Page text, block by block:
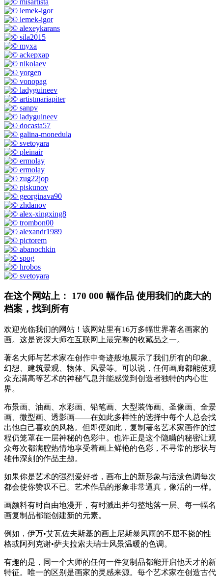
在这个网站上： 170 000 幅作品 使用我们的庞大的
档案，找到所有
欢迎光临我们的网站！该网站里有16万多幅世界著名画家的
画。这是资深大师在互联网上最完整的收藏品之一。
著名大师与艺术家在创作中奇迹般地展示了我们所有的印象、
幻想、建筑景观、物体、风景等。可以说，任何画廊都能使观
众充满高等艺术的神秘气息并能感觉到创造者独特的内心世
界。
布景画、油画、水彩画、铅笔画、大型装饰画、圣像画、全景
画、微型画、透影画——在如此多样性的选择中每个人总会找
出他自己喜欢的风格。但即便如此，复制著名艺术家画作的过
程仍笼罩在一层神秘的色彩中。也许正是这个隐瞒的秘密让观
众每次都满腔热情地享受着画上鲜艳的色彩，不寻常的形状与
雄伟深刻的作品主题。
如果你是艺术的强烈爱好者，画布上的新形象与活泼色调每次
都会使你赞叹不已。艺术作品的形象非常逼真，像活的一样。
画颜料有时自由地漫开，有时溅出并匀整地落一层。每一幅名
画复制品都能创建新的元素。
例如，伊万•艾瓦佐夫斯基的画上尼斯暴风雨的不屈不挠的性
格或阿列克谢•萨夫拉索夫瑞士风景温暖的色调。
有趣的是，同一个大师的任何一件复制品都能开启他天才的新
特征。唯一的区别是画家的灵感来源。每个艺术家在创造古代